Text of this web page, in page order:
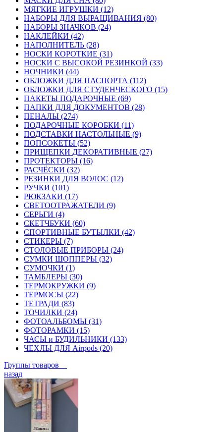
МЯГКИЕ ИГРУШКИ (12)
НАБОРЫ ДЛЯ ВЫРАЩИВАНИЯ (80)
НАБОРЫ ЗНАЧКОВ (24)
НАКЛЕЙКИ (42)
НАПОЛНИТЕЛЬ (28)
НОСКИ КОРОТКИЕ (31)
НОСКИ С ВЫСОКОЙ РЕЗИНКОЙ (33)
НОЧНИКИ (44)
ОБЛОЖКИ ДЛЯ ПАСПОРТА (112)
ОБЛОЖКИ ДЛЯ СТУДЕНЧЕСКОГО (15)
ПАКЕТЫ ПОДАРОЧНЫЕ (69)
ПАПКИ ДЛЯ ДОКУМЕНТОВ (28)
ПЕНАЛЫ (274)
ПОДАРОЧНЫЕ КОРОБКИ (11)
ПОДСТАВКИ НАСТОЛЬНЫЕ (9)
ПОПСОКЕТЫ (52)
ПРИЩЕПКИ ДЕКОРАТИВНЫЕ (27)
ПРОТЕКТОРЫ (16)
РАСЧЁСКИ (32)
РЕЗИНКИ ДЛЯ ВОЛОС (12)
РУЧКИ (101)
РЮКЗАКИ (17)
СВЕТООТРАЖАТЕЛИ (9)
СЕРЬГИ (4)
СКЕТЧБУКИ (60)
СПОРТИВНЫЕ БУТЫЛКИ (42)
СТИКЕРЫ (7)
СТОЛОВЫЕ ПРИБОРЫ (24)
СУМКИ ШОППЕРЫ (32)
СУМОЧКИ (1)
ТАМБЛЕРЫ (30)
ТЕРМОКРУЖКИ (9)
ТЕРМОСЫ (22)
ТЕТРАДИ (83)
ТОЧИЛКИ (24)
ФОТОАЛЬБОМЫ (31)
ФОТОРАМКИ (15)
ЧАСЫ и БУДИЛЬНИКИ (133)
ЧЕХЛЫ ДЛЯ Airpods (20)
Группы товаров
назад